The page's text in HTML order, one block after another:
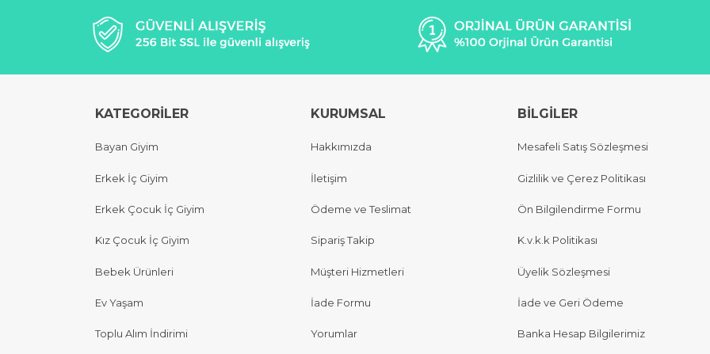
KATEGORİLER
Bayan Giyim
Erkek İç Giyim
Erkek Çocuk İç Giyim
Kız Çocuk İç Giyim
Bebek Ürünleri
Ev Yaşam
Toplu Alım İndirimi
KURUMSAL
Hakkımızda
İletişim
Ödeme ve Teslimat
Sipariş Takip
Müşteri Hizmetleri
İade Formu
Yorumlar
BİLGİLER
Mesafeli Satış Sözleşmesi
Gizlilik ve Çerez Politikası
Ön Bilgilendirme Formu
K.v.k.k Politikası
Üyelik Sözleşmesi
İade ve Geri Ödeme
Banka Hesap Bilgilerimiz